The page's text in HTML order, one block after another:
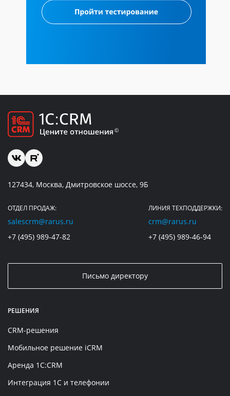
127434, Москва, Дмитровское шоссе, 9Б
ОТДЕЛ ПРОДАЖ:
salescrm@rarus.ru
+7 (495) 989-47-82
ЛИНИЯ ТЕХПОДДЕРЖКИ:
crm@rarus.ru
+7 (495) 989-46-94
Письмо директору
РЕШЕНИЯ
CRM-решения
Мобильное решение iCRM
Аренда 1C:CRM
Интеграция 1С и телефонии